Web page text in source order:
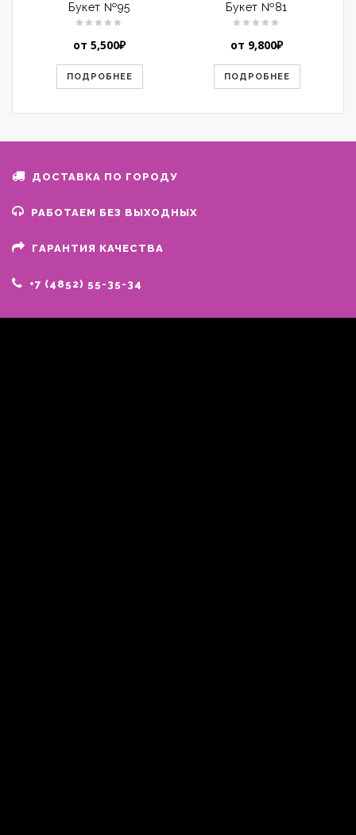
Букет №95
от 5,500₽
ПОДРОБНЕЕ
Букет №81
от 9,800₽
ПОДРОБНЕЕ
ДОСТАВКА ПО ГОРОДУ
РАБОТАЕМ БЕЗ ВЫХОДНЫХ
ГАРАНТИЯ КАЧЕСТВА
+7 (4852) 55-35-34